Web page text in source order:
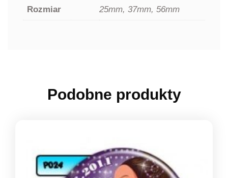
Rozmiar 25mm, 37mm, 56mm
Podobne produkty